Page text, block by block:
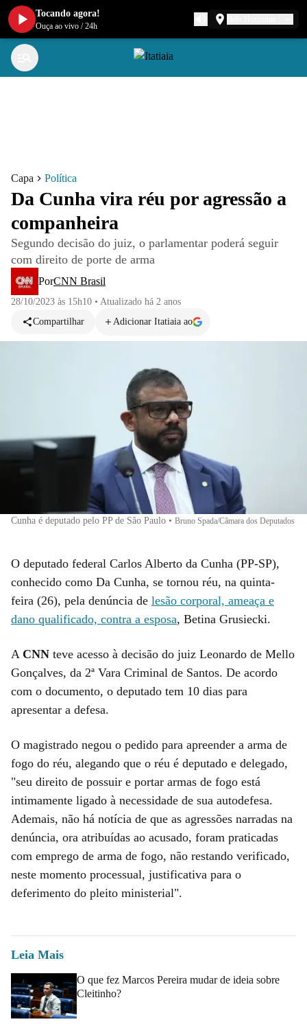
Capa Política
Da Cunha vira réu por agressão a
companheira
Segundo decisão do juiz, o parlamentar poderá seguir
com direito de porte de arma
PorCNN Brasil
28/10/2023 às 15h10 • Atualizado há 2 anos
Compartilhar
Adicionar Itatiaia ao
Cunha é deputado pelo PP de São Paulo • Bruno Spada/Câmara dos Deputados
O deputado federal Carlos Alberto da Cunha (PP-SP),
conhecido como Da Cunha, se tornou réu, na quinta-
feira (26), pela denúncia de lesão corporal, ameaça e
dano qualificado, contra a esposa, Betina Grusiecki.
A CNN teve acesso à decisão do juiz Leonardo de Mello
Gonçalves, da 2ª Vara Criminal de Santos. De acordo
com o documento, o deputado tem 10 dias para
apresentar a defesa.
O magistrado negou o pedido para apreender a arma de
fogo do réu, alegando que o réu é deputado e delegado,
"seu direito de possuir e portar armas de fogo está
intimamente ligado à necessidade de sua autodefesa.
Ademais, não há notícia de que as agressões narradas na
denúncia, ora atribuídas ao acusado, foram praticadas
com emprego de arma de fogo, não restando verificado,
neste momento processual, justificativa para o
deferimento do pleito ministerial".
Leia Mais
O que fez Marcos Pereira mudar de ideia sobre
Cleitinho?
Tocando agora!
Ouça ao vivo /24h